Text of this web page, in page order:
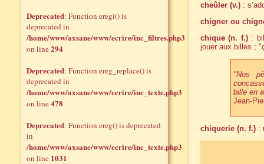
cheûler (v.) :
chigner ou
chique (n. f.):
jouer aux billes ;
"Nos
bille en
Jean-
chiquerie (n. f.) :
Deprecated: Function eregi() is
deprecated in
/home/www/axsane/www/ecrire/inc_filtres.php3
on line294
Deprecated: Function ereg_replace() is
deprecated in
/home/www/axsane/www/ecrire/inc_texte.php3
on line478
Deprecated: Function ereg() is deprecated
in
/home/www/axsane/www/ecrire/inc_texte.php3
on line 1031